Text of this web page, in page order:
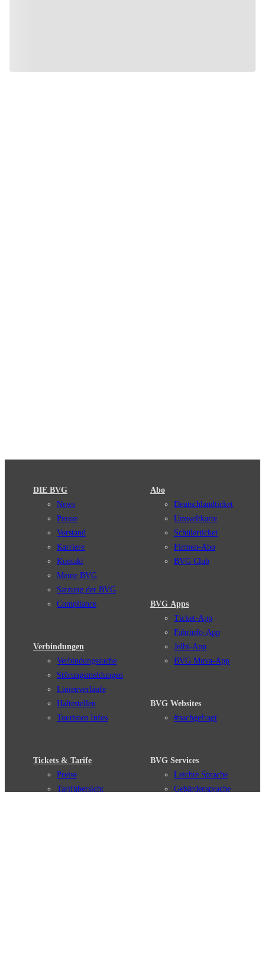
DIE BVG
News
Presse
Vorstand
Karriere
Kontakt
Meine BVG
Satzung der BVG
Compliance
Verbindungen
Verbindungssuche
Störungsmeldungen
Linienverläufe
Haltestellen
Touristen Infos
Tickets & Tarife
Preise
Tarifübersicht
Abo
Deutschlandticket
Umweltkarte
Schülerticket
Firmen-Abo
BVG Club
BVG Apps
Ticket-App
Fahrinfo-App
Jelbi-App
BVG Muva-App
BVG Websites
#nachgefragt
BVG Services
Leichte Sprache
Gebärdensprache